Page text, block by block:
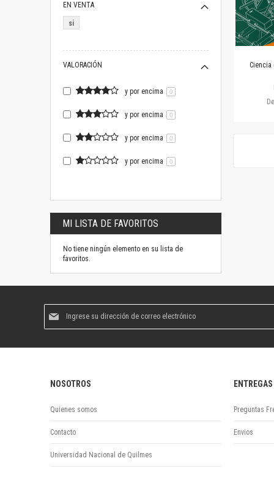
Ciencia
EN VENTA
si
VALORACIÓN
y por encima 0
y por encima 0
y por encima 0
y por encima 0
MI LISTA DE FAVORITOS
No tiene ningún elemento en su lista de
favoritos.
boletín
NOSOTROS
Quienes somos
Contacto
Universidad Nacional de Quilmes
ENTREGAS
Preguntas
Envios